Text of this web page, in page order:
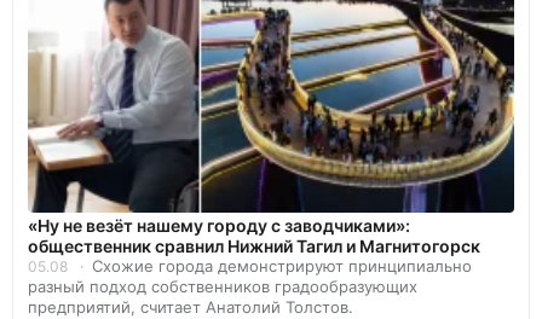
«Ну не везёт нашему городу с заводчиками»:
общественник сравнил Нижний Тагил и Магнитогорск
05.08
Схожие города демонстрируют принципиально
разный подход собственников градообразующих
предприятий, считает Анатолий Толстов.